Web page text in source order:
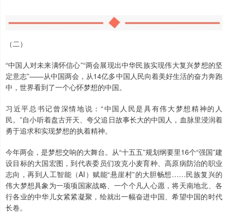
（二）
“中国人对未来满怀信心”“两会展现出中华民族实现伟大复兴梦想的坚
定意志”——从中国两会，从14亿多中国人民向着美好生活的奋力奔跑
中，世界看到了一个心怀梦想的中国。
习近平总书记曾深情地说：“中国人民是具有伟大梦想精神的人
民。”自小听着盘古开天、夸父追日故事长大的中国人，血脉里浸润着
勇于追求和实现梦想的执着精神。
今年两会，是梦想交响的大舞台。从“十五五”规划纲要里16个“强国”建
设目标的大国宏图，到代表委员们攻克小麦育种、高原病防治的职业
志向，再到人工智能（AI）赋能“悬崖村”的大胆畅想……民族复兴的
伟大梦想具象为一项项国家战略、一个个凡人心愿，将天南地北、各
行各业的中华儿女紧紧凝聚，绘就出一幅奋进中国、希望中国的时代
长卷。